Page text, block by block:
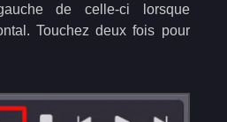
de celle-ci lorsque
Touchez deux fois pour